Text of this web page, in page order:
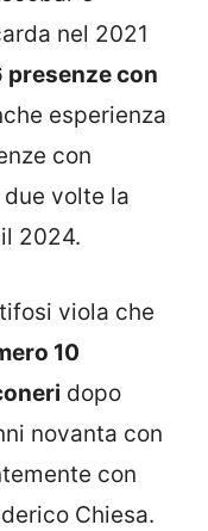
nel 2021
presenze con
esperienza
con
due volte la
2024.
viola che
10
dopo
novanta con
con
Chiesa.